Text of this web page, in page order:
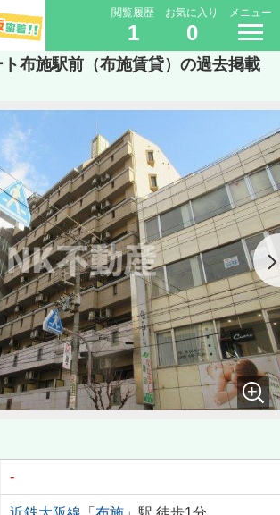
閲覧履歴
1
お気に入り
0
メニュー
布施駅前（布施賃貸）の過去掲載
-